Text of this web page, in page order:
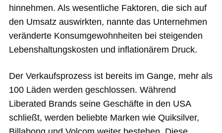
hinnehmen. Als wesentliche Faktoren, die sich auf
den Umsatz auswirkten, nannte das Unternehmen
veränderte Konsumgewohnheiten bei steigenden
Lebenshaltungskosten und inflationärem Druck.
Der Verkaufsprozess ist bereits im Gange, mehr als
100 Läden werden geschlossen. Während
Liberated Brands seine Geschäfte in den USA
schließt, werden beliebte Marken wie Quiksilver,